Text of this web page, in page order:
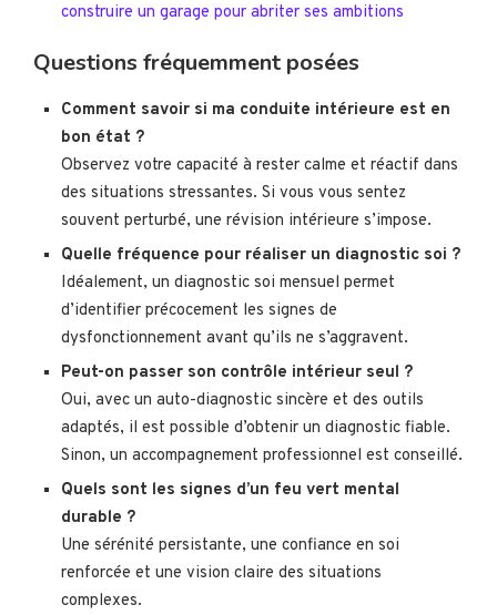
construire un garage pour abriter ses ambitions
Questions fréquemment posées
Comment savoir si ma conduite intérieure est en
bon état ?
Observez votre capacité à rester calme et réactif dans
des situations stressantes. Si vous vous sentez
souvent perturbé, une révision intérieure s’impose.
Quelle fréquence pour réaliser un diagnostic soi ?
Idéalement, un diagnostic soi mensuel permet
d’identifier précocement les signes de
dysfonctionnement avant qu’ils ne s’aggravent.
Peut-on passer son contrôle intérieur seul ?
Oui, avec un auto-diagnostic sincère et des outils
adaptés, il est possible d’obtenir un diagnostic fiable.
Sinon, un accompagnement professionnel est conseillé.
Quels sont les signes d’un feu vert mental
durable ?
Une sérénité persistante, une confiance en soi
renforcée et une vision claire des situations
complexes.